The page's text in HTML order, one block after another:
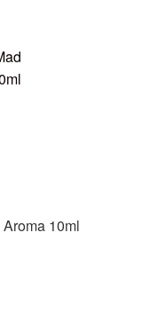
10ml